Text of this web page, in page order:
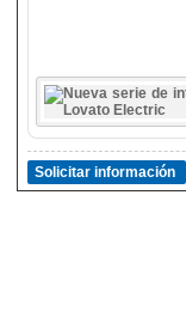
Solicitar información